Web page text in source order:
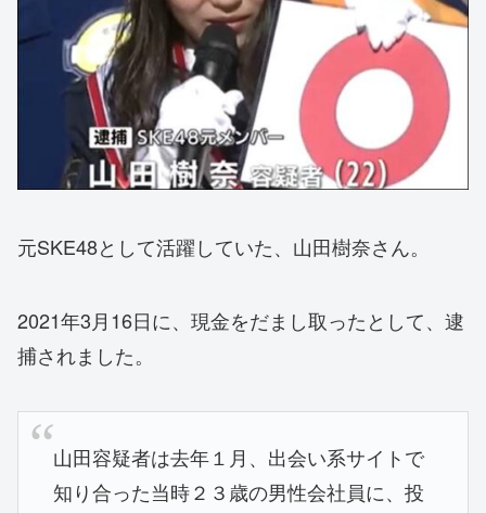
元SKE48として活躍していた、山田樹奈さん。
2021年3月16日に、現金をだまし取ったとして、逮
捕されました。
山田容疑者は去年１月、出会い系サイトで
知り合った当時２３歳の男性会社員に、投